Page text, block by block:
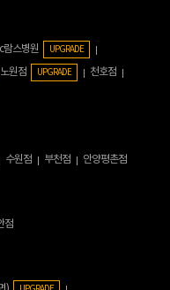
스병원 UPGRADE
노원점 UPGRADE
천호점
수원점 부천점 안양평촌점
점